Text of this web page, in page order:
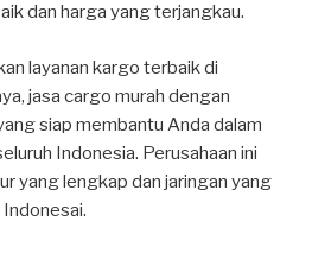
dan harga yang terjangkau.
layanan kargo terbaik di
jasa cargo murah dengan
siap membantu Anda dalam
Indonesia. Perusahaan ini
yang lengkap dan jaringan yang